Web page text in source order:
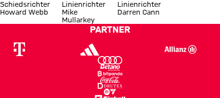
Schiedsrichter
Howard Webb
Linienrichter
Mike
Mullarkey
Linienrichter
Darren Cann
PARTNER